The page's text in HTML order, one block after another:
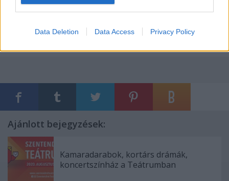
Data Deletion Data Access Privacy Policy
A részvétel ingyenes, de előzetes regisztráció
Ajánlott bejegyzések:
Kamaradarabok, kortárs drámák,
koncertszínház a Teátrumban